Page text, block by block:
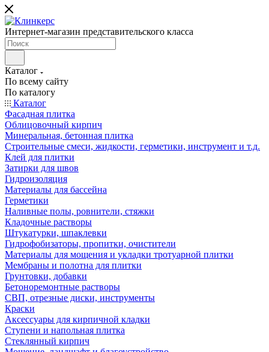
Интернет-магазин представительского класса
Каталог
По всему сайту
По каталогу
Каталог
Фасадная плитка
Облицовочный кирпич
Минеральная, бетонная плитка
Строительные смеси, жидкости, герметики, инструмент и т.д.
Клей для плитки
Затирки для швов
Гидроизоляция
Материалы для бассейна
Герметики
Наливные полы, ровнители, стяжки
Кладочные растворы
Штукатурки, шпаклевки
Гидрофобизаторы, пропитки, очистители
Материалы для мощения и укладки тротуарной плитки
Мембраны и полотна для плитки
Грунтовки, добавки
Бетоноремонтные растворы
СВП, отрезные диски, инструменты
Краски
Аксессуары для кирпичной кладки
Ступени и напольная плитка
Cтеклянный кирпич